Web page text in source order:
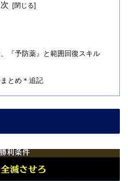
『予防薬』と範囲回復スキル
とめ＊追記